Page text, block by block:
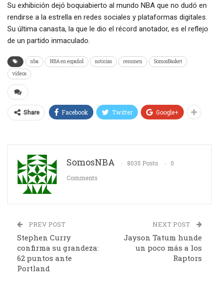
Su exhibición dejó boquiabierto al mundo NBA que no dudó en
rendirse a la estrella en redes sociales y plataformas digitales.
Su última canasta, la que le dio el récord anotador, es el reflejo
de un partido inmaculado.
nba NBA en español noticias resumen
SomosBasket
vídeos
Share Facebook Twitter Google+
SomosNBA 8035 Posts
0
Comments
PREV POST
Stephen Curry
confirma su grandeza:
62 puntos ante
Portland
NEXT POST
Jayson Tatum hunde
un poco más a los
Raptors